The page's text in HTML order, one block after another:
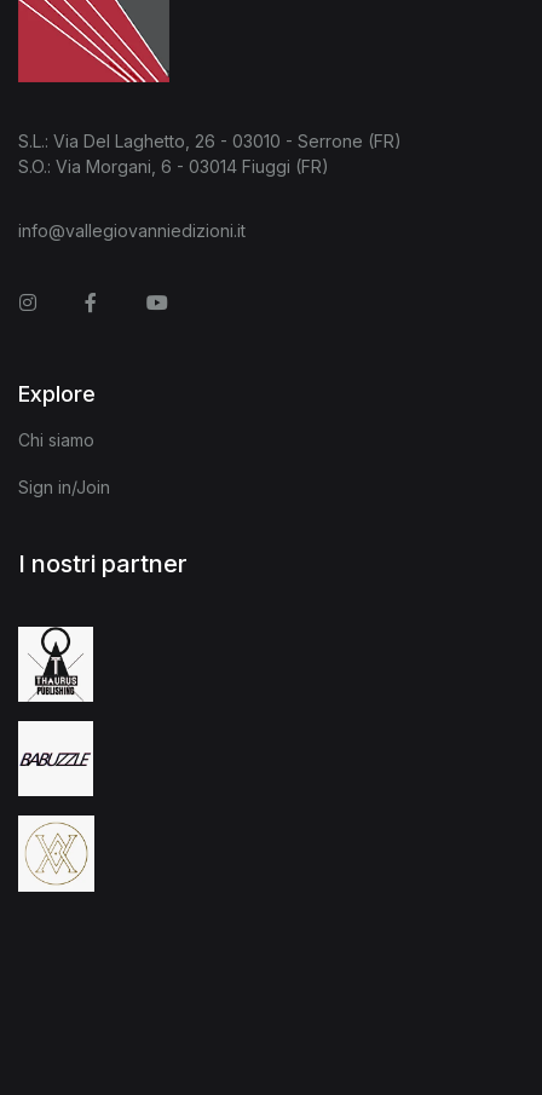
S.L.: Via Del Laghetto, 26 - 03010 - Serrone (FR)
S.O.: Via Morgani, 6 - 03014 Fiuggi (FR)
info@vallegiovanniedizioni.it
InstagramFacebookYou Tube
Explore
Chi siamo
Sign in/Join
I nostri partner